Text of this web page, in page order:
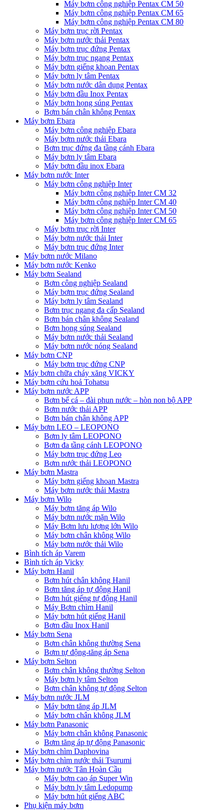
Máy bơm công nghiệp Pentax CM 50
Máy bơm công nghiệp Pentax CM 65
Máy bơm công nghiệp Pentax CM 80
Máy bơm trục rời Pentax
Máy bơm nước thải Pentax
Máy bơm trục đứng Pentax
Máy bơm trục ngang Pentax
Máy bơm giếng khoan Pentax
Máy bơm ly tâm Pentax
Máy bơm nước dân dụng Pentax
Máy bơm đầu Inox Pentax
Máy bơm họng súng Pentax
Bơm bán chân không Pentax
Máy bơm Ebara
Máy bơm công nghiệp Ebara
Máy bơm nước thải Ebara
Bơm trục đứng đa tầng cánh Ebara
Máy bơm ly tâm Ebara
Máy bơm đầu inox Ebara
Máy bơm nước Inter
Máy bơm công nghiệp Inter
Máy bơm công nghiệp Inter CM 32
Máy bơm công nghiệp Inter CM 40
Máy bơm công nghiệp Inter CM 50
Máy bơm công nghiệp Inter CM 65
Máy bơm trục rời Inter
Máy bơm nước thải Inter
Máy bơm trục đứng Inter
Máy bơm nước Milano
Máy bơm nước Kenko
Máy bơm Sealand
Bơm công nghiệp Sealand
Máy bơm trục đứng Sealand
Máy bơm ly tâm Sealand
Bơm trục ngang đa cấp Sealand
Bơm bán chân không Sealand
Bơm họng súng Sealand
Máy bơm nước thải Sealand
Máy bơm nước nóng Sealand
Máy bơm CNP
Máy bơm trục đứng CNP
Máy bơm chữa cháy xăng VICKY
Máy bơm cứu hoả Tohatsu
Máy bơm nước APP
Bơm bể cá – đài phun nước – hòn non bộ APP
Bơm nước thải APP
Bơm bán chân không APP
Máy bơm LEO – LEOPONO
Bơm ly tâm LEOPONO
Bơm đa tầng cánh LEOPONO
Máy bơm trục đứng Leo
Bơm nước thải LEOPONO
Máy bơm Mastra
Máy bơm giếng khoan Mastra
Máy bơm nước thải Mastra
Máy bơm Wilo
Máy bơm tăng áp Wilo
Máy bơm nước mặn Wilo
Máy Bơm lưu lượng lớn Wilo
Máy bơm chân không Wilo
Máy bơm nước thải Wilo
Bình tích áp Varem
Bình tích áp Vicky
Máy bơm Hanil
Bơm hút chân không Hanil
Bơm tăng áp tự động Hanil
Bơm hút giếng tự động Hanil
Máy Bơm chìm Hanil
Máy bơm hút giếng Hanil
Bơm đầu Inox Hanil
Máy bơm Sena
Bơm chân không thường Sena
Bơm tự động-tăng áp Sena
Máy bơm Selton
Bơm chân không thường Selton
Máy bơm ly tâm Selton
Bơm chân không tự động Selton
Máy bơm nước JLM
Máy bơm tăng áp JLM
Máy bơm chân không JLM
Máy bơm Panasonic
Máy bơm chân không Panasonic
Bơm tăng áp tự động Panasonic
Máy bơm chìm Daphovina
Máy bơm chìm nước thải Tsurumi
Máy bơm nước Tân Hoàn Cầu
Máy bơm cao áp Super Win
Máy bơm ly tâm Ledopump
Máy bơm hút giếng ABC
Phụ kiện máy bơm